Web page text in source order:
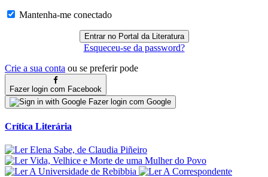
Mantenha-me conectado
Esqueceu-se da password?
Crie a sua conta ou se preferir pode
Fazer login com Facebook
Fazer login com Google
Crítica Literária